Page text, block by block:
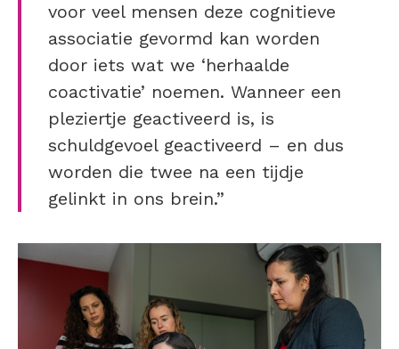
voor veel mensen deze cognitieve
associatie gevormd kan worden
door iets wat we ‘herhaalde
coactivatie’ noemen. Wanneer een
pleziertje geactiveerd is, is
schuldgevoel geactiveerd – en dus
worden die twee na een tijdje
gelinkt in ons brein.”